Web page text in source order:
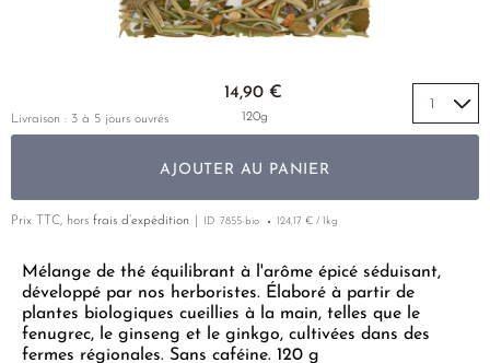
RECOMMANDATIONS
THÉ JAUNE
COFFRETS & CADEAUX
PHOENIX DANCONG
ZHANGPING SHUI XIAN
JAPON
THAÏLANDE
RECOMMANDATIONS
COFFRETS & CADEAUX
TURQUIE
CLASSIQUES
RECOMMANDATIONS
COFFRETS & CADEAUX
VARIÉTÉS
ROOIBOS
THÉS D'AMAZONIE
ENCENS RARES
MYOMORNING
PERIMENO
Mélange de thé équilibrant à l'arôme épicé séduisant,
développé par nos herboristes. Élaboré à partir de
plantes biologiques cueillies à la main, telles que le
fenugrec, le ginseng et le ginkgo, cultivées dans des
fermes régionales. Sans caféine. 120 g
14,90 €
120g
AJOUTER AU PANIER
Livraison : 3 à 5 jours ouvrés
Prix TTC, hors frais d’expédition ID 7855-bio 124,17 € / 1kg